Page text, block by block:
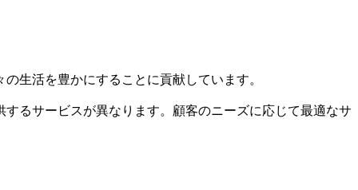
生活を豊かにすることに貢献しています。
るサービスが異なります。顧客のニーズに応じて最適なサ